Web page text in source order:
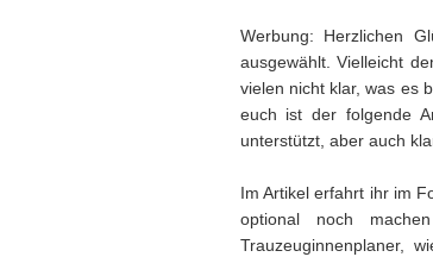
Werbung: Herzlichen
ausgewählt. Vielleicht
vielen nicht klar, was es
euch ist der folgende
unterstützt, aber auch
Im Artikel erfahrt ihr im
optional noch
Trauzeuginnenplaner,